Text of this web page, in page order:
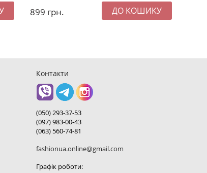
899 грн.
Контакти
(050) 293-37-53
(097) 983-00-43
(063) 560-74-81
fashionua.online@gmail.com
Графік роботи: